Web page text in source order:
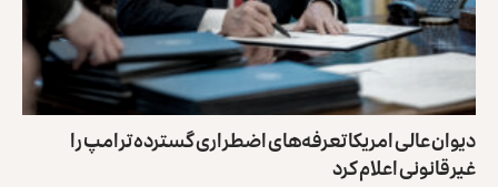
دیوان عالی امریکا تعرفه‌های اضطراری گسترده ترامپ را
غیرقانونی اعلام کرد